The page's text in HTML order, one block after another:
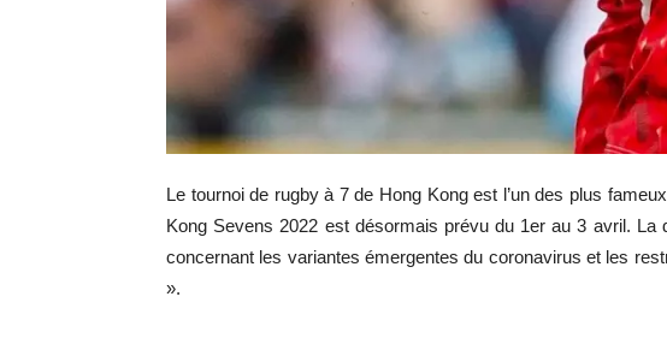
Le tournoi de rugby à 7 de Hong Kong est l’un des plus
Kong Sevens 2022 est désormais prévu du 1er au 3 avril. La
concernant les variantes émergentes du coronavirus et les
».